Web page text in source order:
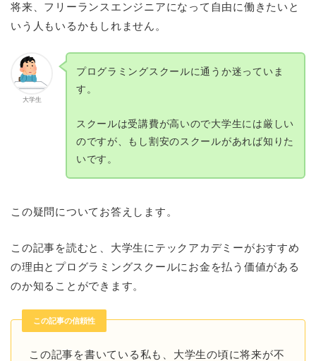
将来、フリーランスエンジニアになって自由に働きたいと
いう人もいるかもしれません。
大学生
プログラミングスクールに通うか迷っていま
す。
スクールは受講費が高いので大学生には厳しい
のですが、もし割安のスクールがあれば知りた
いです。
この疑問についてお答えします。
この記事を読むと、大学生にテックアカデミーがおすすめ
の理由とプログラミングスクールにお金を払う価値がある
のか知ることができます。
この記事の信頼性
この記事を書いている私も、大学生の頃に将来が不